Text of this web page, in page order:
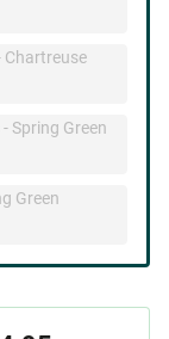
Chartreuse
Spring Green
Green